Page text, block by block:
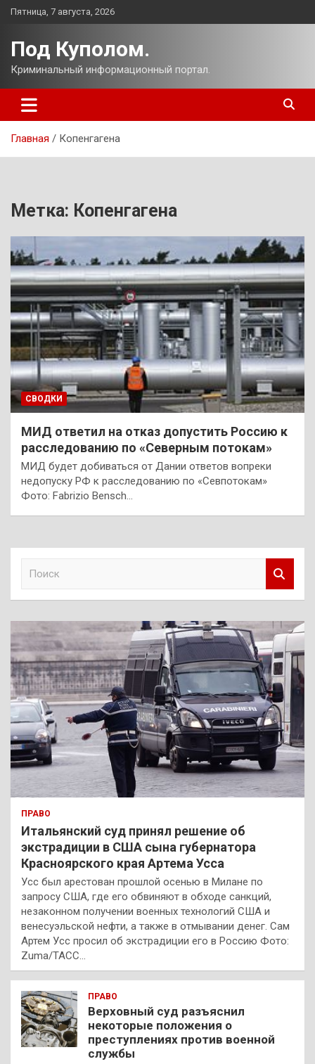
Перейти
Пятница, 7 августа, 2026
Под Куполом.
Криминальный информационный портал.
Главная Копенгагена
Метка: Копенгагена
СВОДКИ
МИД ответил на отказ допустить Россию к
расследованию по «Северным потокам»
МИД будет добиваться от Дании ответов вопреки
недопуску РФ к расследованию по «Севпотокам»
Фото: Fabrizio Bensch…
к
ПРАВО
Итальянский суд принял решение об
экстрадиции в США сына губернатора
Красноярского края Артема Усса
Усс был арестован прошлой осенью в Милане по
запросу США, где его обвиняют в обходе санкций,
незаконном получении военных технологий США и
венесуэльской нефти, а также в отмывании денег. Сам
Артем Усс просил об экстрадиции его в Россию Фото:
Zuma/ТАСС…
ПРАВО
Верховный суд разъяснил
некоторые положения о
преступлениях против военной
службы